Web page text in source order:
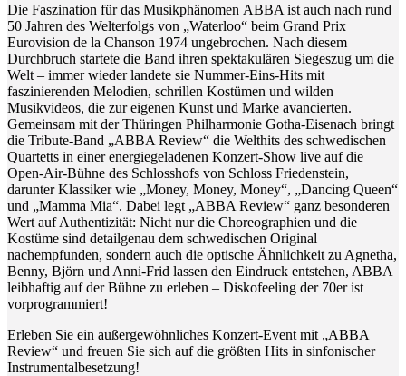
Die Faszination für das Musikphänomen ABBA ist auch nach rund
50 Jahren des Welterfolgs von „Waterloo“ beim Grand Prix
Eurovision de la Chanson 1974 ungebrochen. Nach diesem
Durchbruch startete die Band ihren spektakulären Siegeszug um die
Welt – immer wieder landete sie Nummer-Eins-Hits mit
faszinierenden Melodien, schrillen Kostümen und wilden
Musikvideos, die zur eigenen Kunst und Marke avancierten.
Gemeinsam mit der Thüringen Philharmonie Gotha-Eisenach bringt
die Tribute-Band „ABBA Review“ die Welthits des schwedischen
Quartetts in einer energiegeladenen Konzert-Show live auf die
Open-Air-Bühne des Schlosshofs von Schloss Friedenstein,
darunter Klassiker wie „Money, Money, Money“, „Dancing Queen“
und „Mamma Mia“. Dabei legt „ABBA Review“ ganz besonderen
Wert auf Authentizität: Nicht nur die Choreographien und die
Kostüme sind detailgenau dem schwedischen Original
nachempfunden, sondern auch die optische Ähnlichkeit zu Agnetha,
Benny, Björn und Anni-Frid lassen den Eindruck entstehen, ABBA
leibhaftig auf der Bühne zu erleben – Diskofeeling der 70er ist
vorprogrammiert!
Erleben Sie ein außergewöhnliches Konzert-Event mit „ABBA
Review“ und freuen Sie sich auf die größten Hits in sinfonischer
Instrumentalbesetzung!